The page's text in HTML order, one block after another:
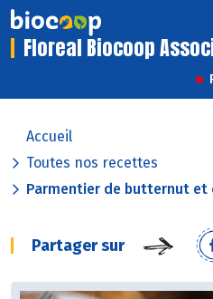
Floreal Biocoop
Accueil
Toutes nos recettes
Parmentier de butternut et
Partager sur